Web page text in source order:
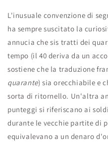
L'inusuale convenzione di
ha sempre suscitato la
annucia che sis tratti dei
tempo (il 40 deriva da un
sostiene che la traduzione
quarante) sia orecchiabile e
sorta di ritornello. Un'altra
punteggi si riferiscano ai
durante le vecchie partite di
equivalevano a un denaro